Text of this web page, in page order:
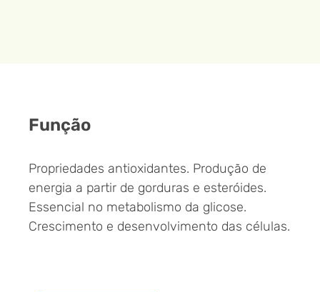
Função
Propriedades antioxidantes. Produção de
energia a partir de gorduras e esteróides.
Essencial no metabolismo da glicose.
Crescimento e desenvolvimento das células.